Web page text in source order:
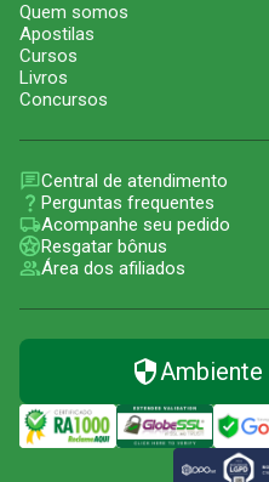
Quem somos
Apostilas
Cursos
Livros
Concursos
Central de atendimento
Perguntas frequentes
Acompanhe seu pedido
Resgatar bônus
Área dos afiliados
Ambiente